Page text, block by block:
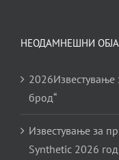
НЕОДАМНЕШНИ
2026Известување
брод“
Известување за
Synthetic 2026